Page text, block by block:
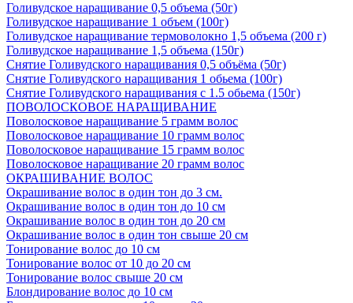
Голивудское наращивание 0,5 объема (50г)
Голивудское наращивание 1 объем (100г)
Голивудское наращивание термоволокно 1,5 объема (200 г)
Голивудское наращивание 1,5 объема (150г)
Снятие Голивудского наращивания 0,5 объёма (50г)
Снятие Голивудского наращивания 1 обьема (100г)
Снятие Голивудского наращивания с 1.5 обьема (150г)
ПОВОЛОСКОВОЕ НАРАЩИВАНИЕ
Поволосковое наращивание 5 грамм волос
Поволосковое наращивание 10 грамм волос
Поволосковое наращивание 15 грамм волос
Поволосковое наращивание 20 грамм волос
ОКРАШИВАНИЕ ВОЛОС
Окрашивание волос в один тон до 3 см.
Окрашивание волос в один тон до 10 см
Окрашивание волос в один тон до 20 см
Окрашивание волос в один тон свыше 20 см
Тонирование волос до 10 см
Тонирование волос от 10 до 20 см
Тонирование волос свыше 20 см
Блондирование волос до 10 см